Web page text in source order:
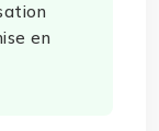
en